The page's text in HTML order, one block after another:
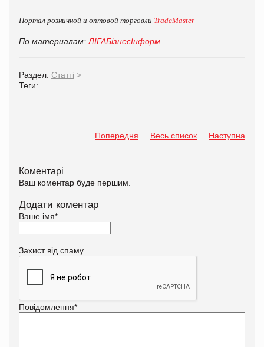
Портал розничной и оптовой торговли TradeMaster
По материалам: ЛIГАБiзнесIнформ
Раздел: Статті >
Теги:
Попередня Весь список Наступна
Коментарі
Ваш коментар буде першим.
Додати коментар
Ваше імя*
Захист від спаму
Повідомлення*